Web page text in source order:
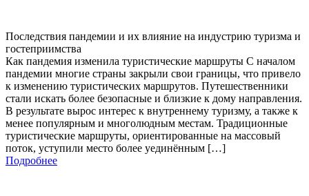
Последствия пандемии и их влияние на индустрию туризма и
гостеприимства
Как пандемия изменила туристические маршруты С началом
пандемии многие страны закрыли свои границы, что привело
к изменению туристических маршрутов. Путешественники
стали искать более безопасные и близкие к дому направления.
В результате вырос интерес к внутреннему туризму, а также к
менее популярным и многолюдным местам. Традиционные
туристические маршруты, ориентированные на массовый
поток, уступили место более уединённым […]
Подробнее